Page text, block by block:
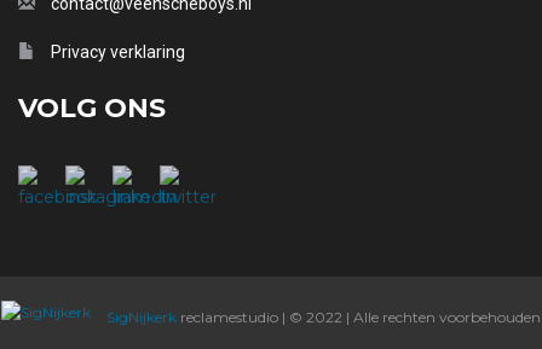
Privacy verklaring
VOLG ONS
SigNijkerk reclamestudio | © 2022 | Alle rechten voorbehouden